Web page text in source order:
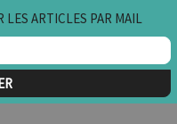
LES ARTICLES PAR MAIL